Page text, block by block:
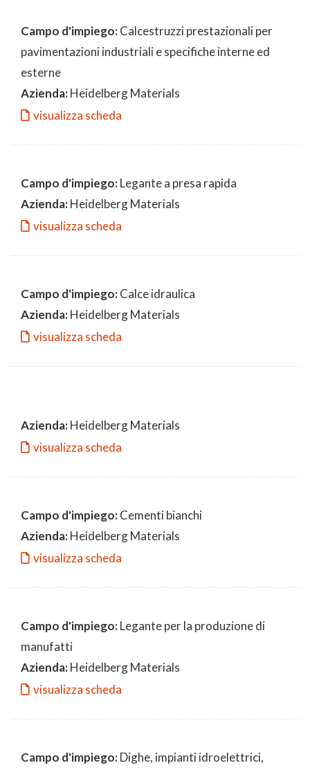
Campo d'impiego:Calcestruzzi prestazionali per
pavimentazioni industriali e specifiche interne ed
esterne
Azienda:Heidelberg Materials
visualizza scheda
Campo d'impiego:Legante a presa rapida
Azienda:Heidelberg Materials
visualizza scheda
Campo d'impiego:Calce idraulica
Azienda:Heidelberg Materials
visualizza scheda
Azienda:Heidelberg Materials
visualizza scheda
Campo d'impiego:Cementi bianchi
Azienda:Heidelberg Materials
visualizza scheda
Campo d'impiego:Legante per la produzione di
manufatti
Azienda:Heidelberg Materials
visualizza scheda
Campo d'impiego:Dighe, impianti idroelettrici,